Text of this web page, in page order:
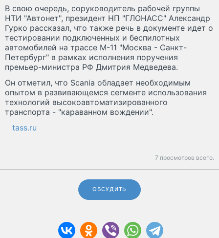
В свою очередь, соруководитель рабочей группы
НТИ "Автонет", президент НП "ГЛОНАСС" Александр
Гурко рассказал, что также речь в документе идет о
тестировании подключенных и беспилотных
автомобилей на трассе М-11 "Москва - Санкт-
Петербург" в рамках исполнения поручения
премьер-министра РФ Дмитрия Медведева.
Он отметил, что Scania обладает необходимым
опытом в развивающемся сегменте использования
технологий высокоавтоматизированного
транспорта - "караванном вождении".
tass.ru
7 просмотров всего.
ОБСУДИТЬ